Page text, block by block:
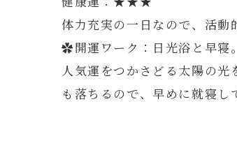
体力充実の一日なので、活動
✿開運ワーク：日光浴と早寝。
人気運をつかさどる太陽の
も落ちるので、早めに就寝し